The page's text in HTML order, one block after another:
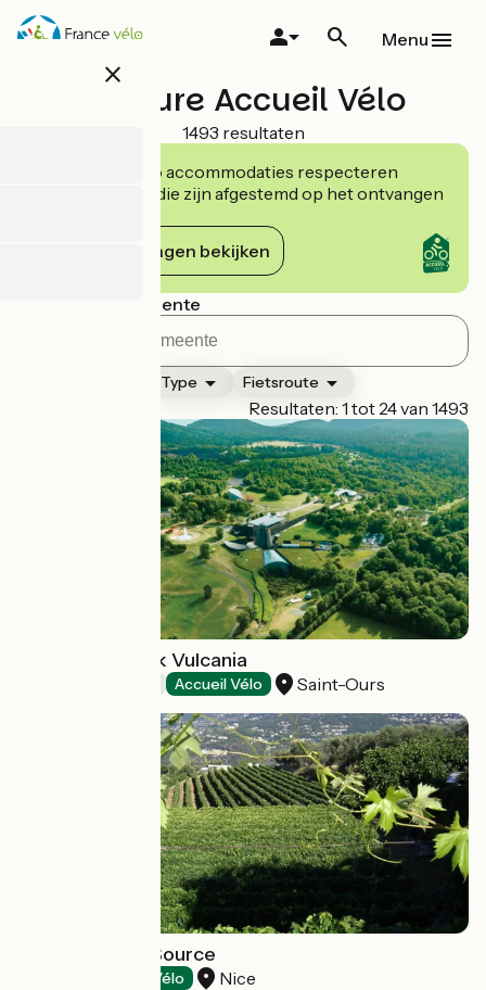
Overslaan
en
close
Menu
Leasure Accueil Vélo
1493 resultaten
De Accueil Vélo accommodaties respecteren
verplichtingen die zijn afgestemd op het ontvangen
De verplichtingen bekijken
Zoeken per gemeente
Type Fietsroute
Resultaten: 1 tot 24 van 1493
Exploration Park Vulcania
Accueil Vélo Saint-Ours
Domaine de la Source
Accueil Vélo Nice